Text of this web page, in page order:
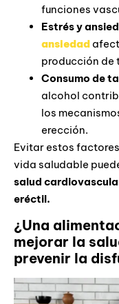
funciones
Estrés y
ansiedad
producción de
Consumo de
alcohol
los
erección.
Evitar estos
vida saludable
salud
eréctil.
¿Una
mejorar la
prevenir la